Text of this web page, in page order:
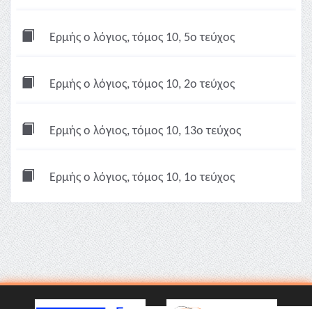
Ερμής ο λόγιος, τόμος 10, 5ο τεύχος
Ερμής ο λόγιος, τόμος 10, 2ο τεύχος
Ερμής ο λόγιος, τόμος 10, 13ο τεύχος
Ερμής ο λόγιος, τόμος 10, 1ο τεύχος